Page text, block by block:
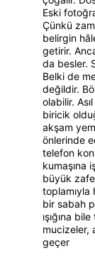
Eski
Çünkü
belirgin
getirir.
da besler.
Belki de
değildir.
olabilir.
biricik
akşam
önlerinde
telefon
kumaşına
büyük
toplamıyla
bir sabah
ışığına
mucizeler,
geçer